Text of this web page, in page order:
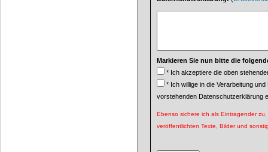
Markieren Sie nun bitte die
* Ich akzeptiere die oben
* Ich willige in die Verarbeitung und Nutzung meiner personenbezogenen Daten gemäß der
vorstehenden Datenschutzerklärung
Ebenso sichere ich als Eintragender
veröffentlichten Texte, Bilder und